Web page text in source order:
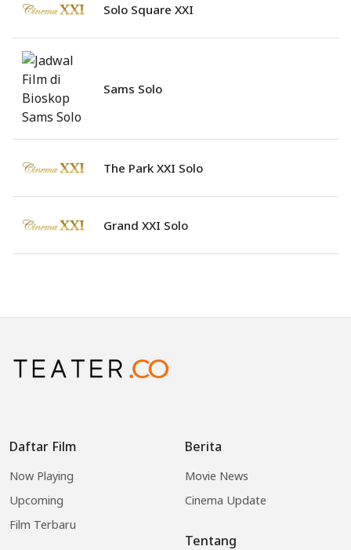
Solo Square XXI
Sams Solo
The Park XXI Solo
Grand XXI Solo
Daftar Film
Now Playing
Upcoming
Film Terbaru
Berita
Movie News
Cinema Update
Tentang